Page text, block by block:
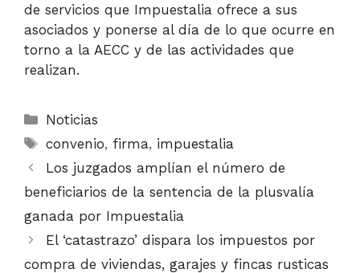
de servicios que Impuestalia ofrece a sus
asociados y ponerse al día de lo que ocurre en
torno a la AECC y de las actividades que
realizan.
Categorías
Noticias
Etiquetas
convenio, firma, impuestalia
Los juzgados amplían el número de
beneficiarios de la sentencia de la plusvalía
ganada por Impuestalia
El ‘catastrazo’ dispara los impuestos por
compra de viviendas, garajes y fincas rusticas